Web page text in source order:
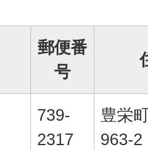
郵便番
号
739-
2317
豊栄
963-2